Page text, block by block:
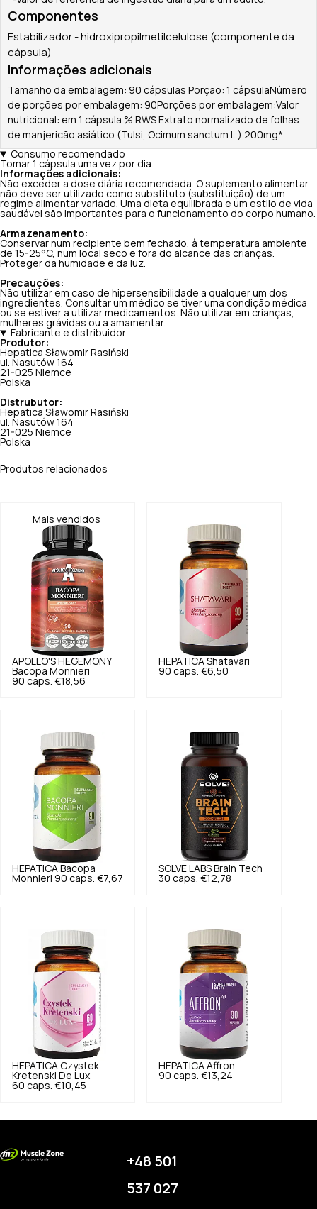
Componentes
Estabilizador - hidroxipropilmetilcelulose (componente da
cápsula)
Informações adicionais
Tamanho da embalagem: 90 cápsulas Porção: 1 cápsulaNúmero
de porções por embalagem: 90Porções por embalagem:Valor
nutricional: em 1 cápsula % RWS Extrato normalizado de folhas
de manjericão asiático (Tulsi, Ocimum sanctum L.) 200mg*.
Consumo recomendado
Tomar 1 cápsula uma vez por dia.
Informações adicionais:
Não exceder a dose diária recomendada. O suplemento alimentar
não deve ser utilizado como substituto (substituição) de um
regime alimentar variado. Uma dieta equilibrada e um estilo de vida
saudável são importantes para o funcionamento do corpo humano.
Armazenamento:
Conservar num recipiente bem fechado, à temperatura ambiente
de 15-25°C, num local seco e fora do alcance das crianças.
Proteger da humidade e da luz.
Precauções:
Não utilizar em caso de hipersensibilidade a qualquer um dos
ingredientes. Consultar um médico se tiver uma condição médica
ou se estiver a utilizar medicamentos. Não utilizar em crianças,
mulheres grávidas ou a amamentar.
Fabricante e distribuidor
Produtor:
Hepatica Sławomir Rasiński
ul. Nasutów 164
21-025 Niemce
Polska
Distrubutor:
Hepatica Sławomir Rasiński
ul. Nasutów 164
21-025 Niemce
Polska
Produtos relacionados
Mais vendidos
APOLLO'S HEGEMONY
Bacopa Monnieri
90 caps. €18,56
HEPATICA Shatavari
90 caps. €6,50
HEPATICA Bacopa
Monnieri 90 caps. €7,67
SOLVE LABS Brain Tech
30 caps. €12,78
HEPATICA Czystek
Kretenski De Lux
60 caps. €10,45
HEPATICA Affron
90 caps. €13,24
+48 501
537 027